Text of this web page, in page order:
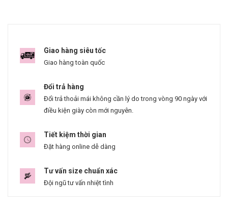
Giao hàng siêu tốc
Giao hàng toàn quốc
Đổi trả hàng
Đổi trả thoải mái không cần lý do trong vòng 90 ngày với
điều kiện giày còn mới nguyên.
Tiết kiệm thời gian
Đặt hàng online dễ dàng
Tư vấn size chuẩn xác
Đội ngũ tư vấn nhiệt tình